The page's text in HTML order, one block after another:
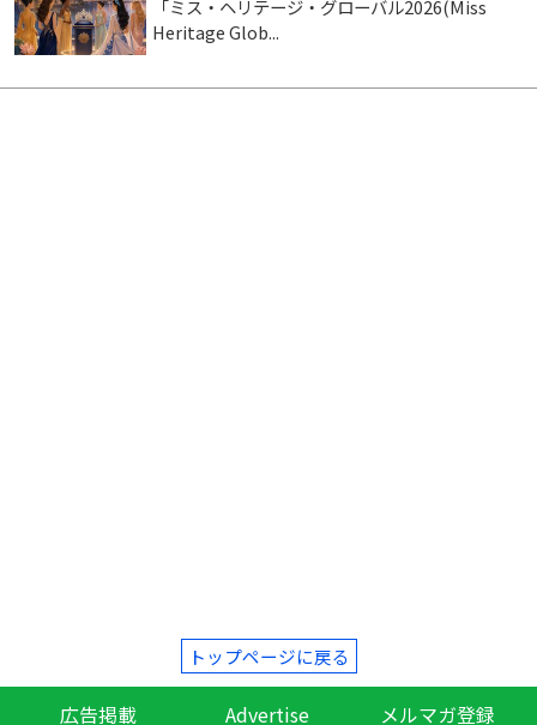
「ミス・ヘリテージ・グローバル2026(Miss
Heritage Glob...
トップページに戻る
広告掲載 Advertise メルマガ登録